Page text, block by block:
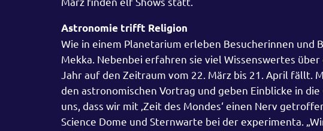
Astronomie trifft Religion
Wie in einem Planetarium erleben Besucherinnen
Mekka. Nebenbei erfahren sie viel Wissenswertes
Jahr auf den Zeitraum vom 22. März bis 21. April
den astronomischen Vortrag und geben Einblicke in
uns, dass wir mit ‚Zeit des Mondes‘ einen Nerv
Science Dome und Sternwarte bei der experimenta.